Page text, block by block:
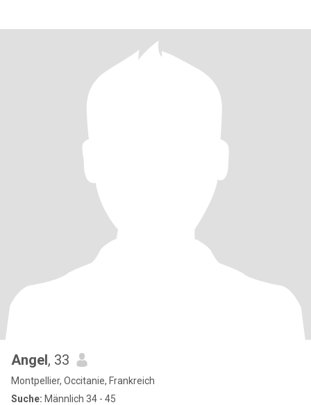
Angel, 33
Montpellier, Occitanie, Frankreich
Suche: Männlich 34 - 45